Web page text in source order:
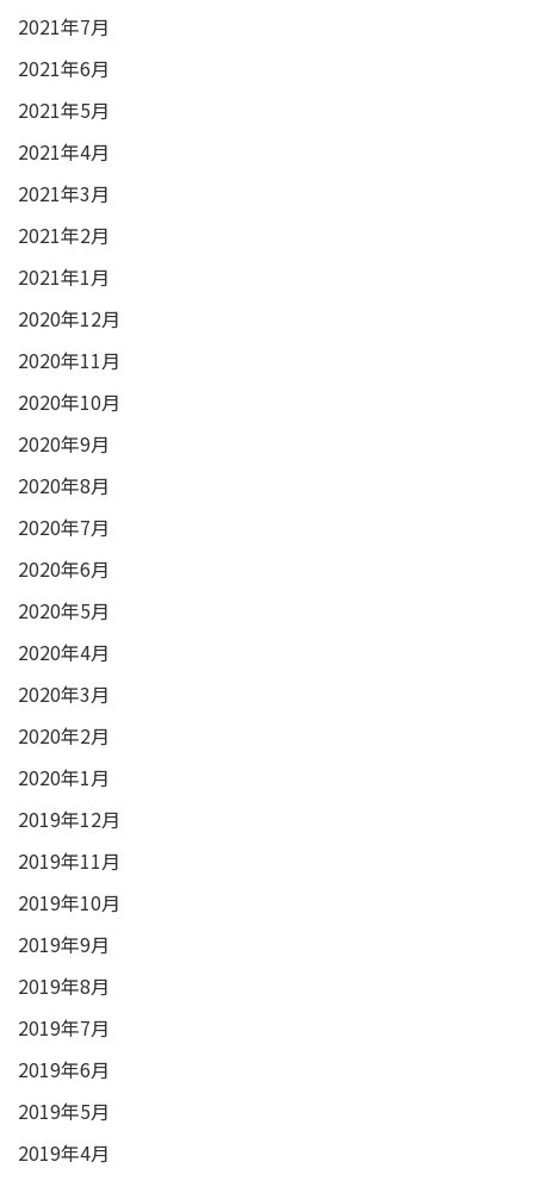
2021年7月
2021年6月
2021年5月
2021年4月
2021年3月
2021年2月
2021年1月
2020年12月
2020年11月
2020年10月
2020年9月
2020年8月
2020年7月
2020年6月
2020年5月
2020年4月
2020年3月
2020年2月
2020年1月
2019年12月
2019年11月
2019年10月
2019年9月
2019年8月
2019年7月
2019年6月
2019年5月
2019年4月